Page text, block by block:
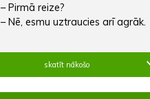
– Pirmā reize?
– Nē, esmu uztraucies arī agrāk.
skatīt nākošo